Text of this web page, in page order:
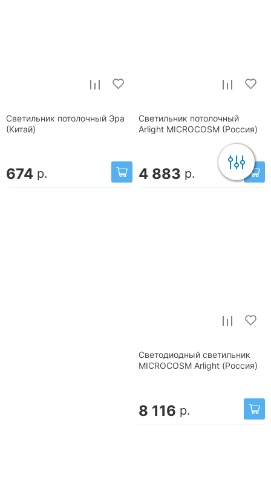
Светильник потолочный Эра
(Китай)
674 р.
Светильник потолочный
Arlight MICROCOSM (Россия)
4 883 р.
Светодиодный светильник
MICROCOSM Arlight (Россия)
8 116 р.